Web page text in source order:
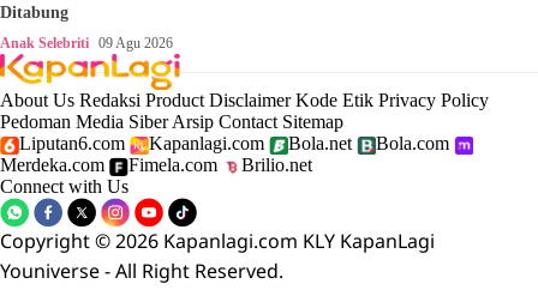
Ditabung
Anak Selebriti 09 Agu 2026
About Us Redaksi Product Disclaimer Kode Etik Privacy Policy
Pedoman Media Siber Arsip Contact Sitemap
Liputan6.com
Kapanlagi.com Bola.net
Bola.com
Merdeka.com
Fimela.com
Brilio.net
Connect with Us
Copyright © 2026 Kapanlagi.com KLY KapanLagi
Youniverse - All Right Reserved.